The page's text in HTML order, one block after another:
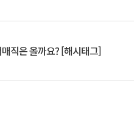
직은 올까요? [해시태그]